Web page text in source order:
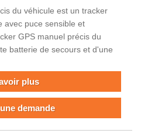
du véhicule est un tracker
avec puce sensible et
GPS manuel précis du
batterie de secours et d'une
plus
demande